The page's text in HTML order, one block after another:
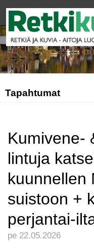
Tapahtumat
Kumivene-
lintuja
kuunnellen
suistoon +
perjantai-
pe 22.05.2026